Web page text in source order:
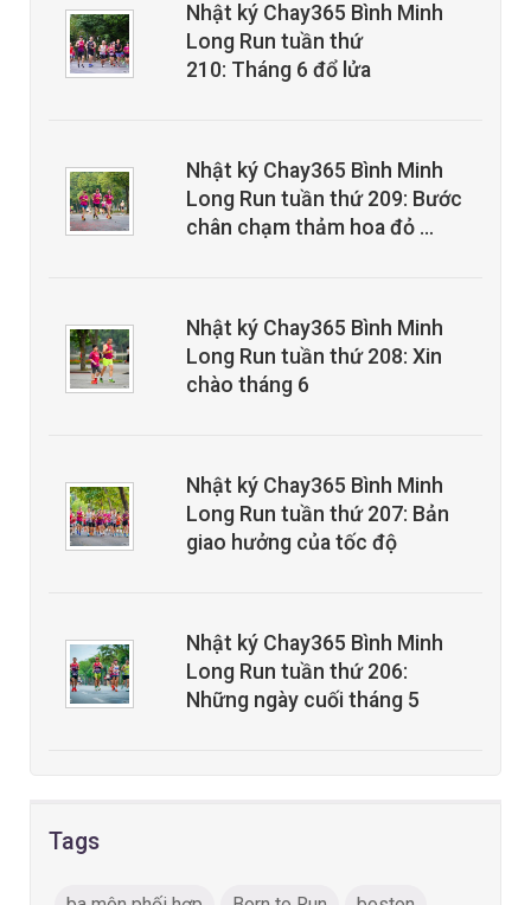
Nhật ký Chay365 Bình Minh
Long Run tuần thứ
210: Tháng 6 đổ lửa
Nhật ký Chay365 Bình Minh
Long Run tuần thứ 209: Bước
chân chạm thảm hoa đỏ …
Nhật ký Chay365 Bình Minh
Long Run tuần thứ 208: Xin
chào tháng 6
Nhật ký Chay365 Bình Minh
Long Run tuần thứ 207: Bản
giao hưởng của tốc độ
Nhật ký Chay365 Bình Minh
Long Run tuần thứ 206:
Những ngày cuối tháng 5
Tags